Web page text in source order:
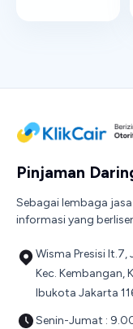
Pinjaman
Sebagai lembaga
informasi yang
Wisma Presisi lt.7,
Kec. Kembangan,
Ibukota Jakarta
Senin-Jumat :